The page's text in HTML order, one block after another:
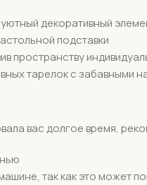
декоративный
подставки
пространству
тарелок с забавными
вас долгое время,
так как это может